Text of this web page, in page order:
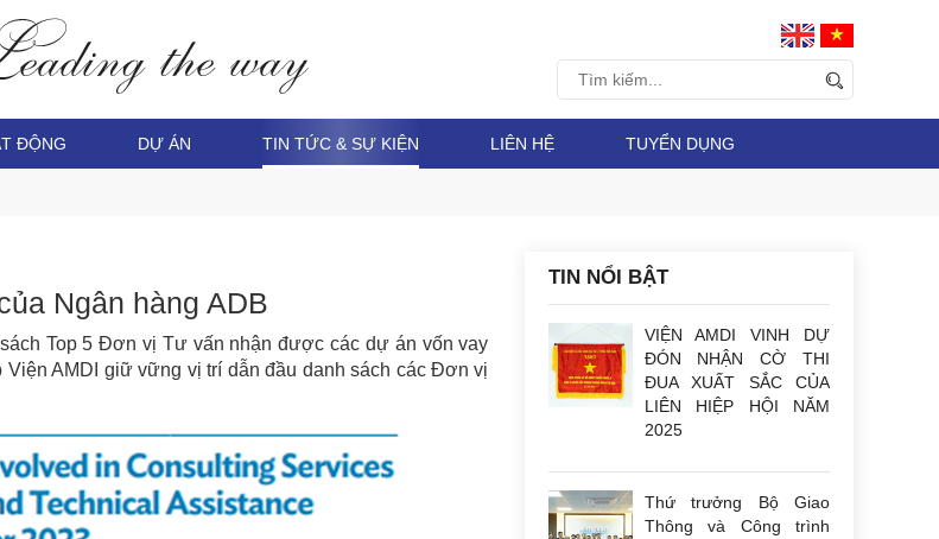
ĐỘNG DỰ ÁN TIN TỨC & SỰ KIỆN LIÊN HỆ TUYỂN DỤNG
Ngân hàng ADB
Top 5 Đơn vị Tư vấn nhận được các dự án vốn vay
AMDI giữ vững vị trí dẫn đầu danh sách các Đơn vị
TIN NỔI BẬT
VIỆN AMDI VINH DỰ
ĐÓN NHẬN CỜ THI
ĐUA XUẤT SẮC CỦA
LIÊN HIỆP HỘI NĂM
2025
Thứ trưởng Bộ Giao
Thông và Công trình